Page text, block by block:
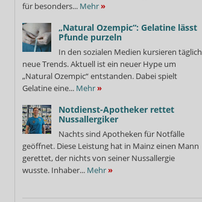
für besonders... Mehr»
„Natural Ozempic“: Gelatine lässt
Pfunde purzeln
In den sozialen Medien kursieren täglich
neue Trends. Aktuell ist ein neuer Hype um
„Natural Ozempic“ entstanden. Dabei spielt
Gelatine eine... Mehr»
Notdienst-Apotheker rettet
Nussallergiker
Nachts sind Apotheken für Notfälle
geöffnet. Diese Leistung hat in Mainz einen Mann
gerettet, der nichts von seiner Nussallergie
wusste. Inhaber... Mehr»